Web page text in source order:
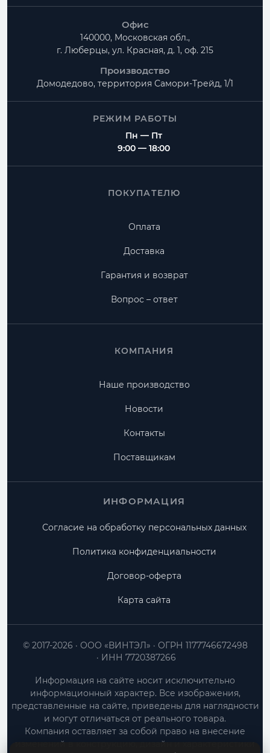
Офис
140000, Московская обл.,
г. Люберцы, ул. Красная, д. 1, оф. 215
Производство
Домодедово, территория Самори-Трейд, 1/1
РЕЖИМ РАБОТЫ
Пн — Пт
9:00 — 18:00
ПОКУПАТЕЛЮ
Оплата
Доставка
Гарантия и возврат
Вопрос – ответ
КОМПАНИЯ
Наше производство
Новости
Контакты
Поставщикам
ИНФОРМАЦИЯ
Согласие на обработку персональных данных
Политика конфиденциальности
Договор-оферта
Карта сайта
ООО «ВИНТЭЛ»
ОГРН 1177746672498
ИНН 7720387266
© 2017-2026
Информация на сайте носит исключительно
информационный характер. Все изображения,
представленные на сайте, приведены для наглядности
и могут отличаться от реального товара.
Компания оставляет за собой право на внесение
изменений в конструкцию, дизайн и характеристики